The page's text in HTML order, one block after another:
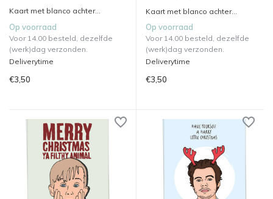
Kaart met blanco achter...
Op voorraad
Voor 14.00 besteld, dezelfde
(werk)dag verzonden.
Deliverytime
€3,50
Kaart met blanco achter...
Op voorraad
Voor 14.00 besteld, dezelfde
(werk)dag verzonden.
Deliverytime
€3,50